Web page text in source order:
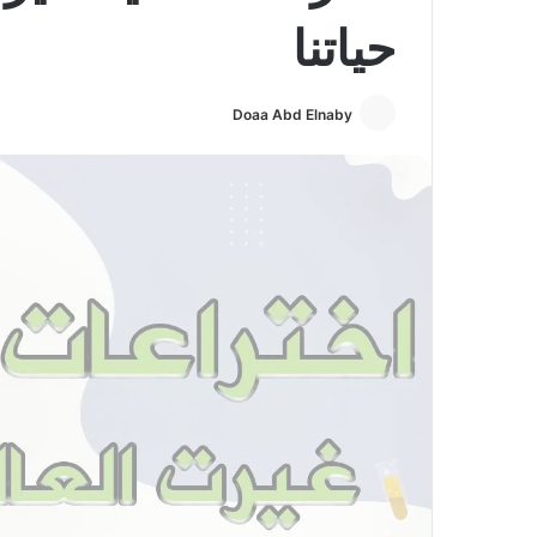
حياتنا
Doaa Abd Elnaby